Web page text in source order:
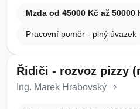
Mzda od 45000 Kč až 50000
Pracovní poměr - plný úvazek
Řidiči - rozvoz pizzy
Ing. Marek Hrabovský